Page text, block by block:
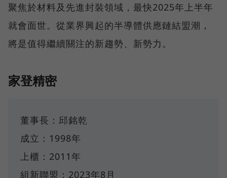
聚焦於材料及先進封裝領域，最快2025年上半年
就會面世。從業界興起的半導體供應鏈結盟潮，
將是值得繼續關注的新趨勢、新勢力。
家登精密
董事長：邱銘乾
成立：1998年
上櫃：2011年
組新聯盟：2023年8月